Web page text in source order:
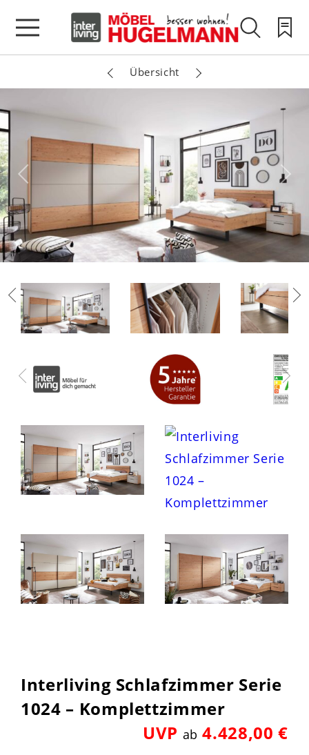
Übersicht
Interliving Schlafzimmer Serie
1024 – Komplettzimmer
UVP ab 4.428,00 €